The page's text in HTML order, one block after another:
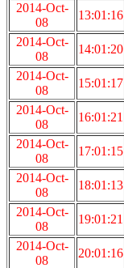
2014-Oct-
08
13:01:16
2014-Oct-
08
14:01:20
2014-Oct-
08
15:01:17
2014-Oct-
08
16:01:21
2014-Oct-
08
17:01:15
2014-Oct-
08
18:01:13
2014-Oct-
08
19:01:21
2014-Oct-
08
20:01:16